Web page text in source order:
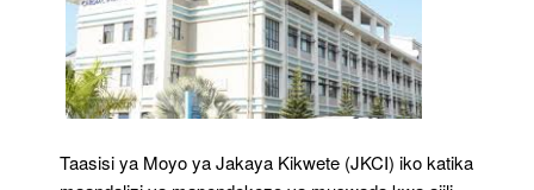
Taasisi ya Moyo ya Jakaya Kikwete (JKCI) iko katika